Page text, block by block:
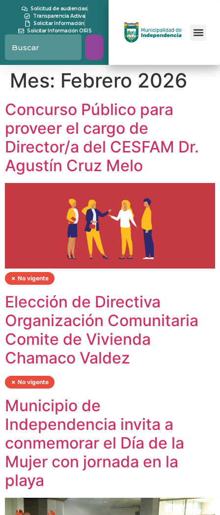
contenidoSolicitud de audiencias
Transparencia Activa
Solicitar Información
Solicitar Información OIRS
Mes: Febrero 2026
Concurso Público para
proveer el cargo de
Director/a del CESFAM Dr.
Agustín Cruz Melo
✗ No vigente
Elección de Directiva
Organización Comunitaria
Comite de Vivienda
Chamaco Valdez
✗ No vigente
Municipio de
Independencia invita a
conmemorar el Día de la
Mujer con jornada en la
playa